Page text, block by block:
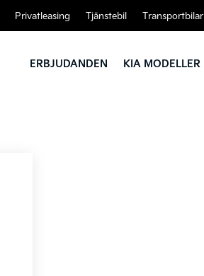
Privatleasing Tjänstebil Transportbilar
ERBJUDANDEN KIA MODELLER